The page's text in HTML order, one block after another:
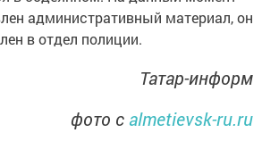
административный материал, он
в отдел полиции.
Татар-информ
фото сalmetievsk-ru.ru